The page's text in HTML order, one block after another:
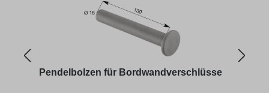
Pendelbolzen für Bordwandverschlüsse